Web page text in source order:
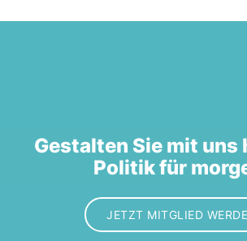
Gestalten Sie mit uns
Politik für
JETZT MITGLIED